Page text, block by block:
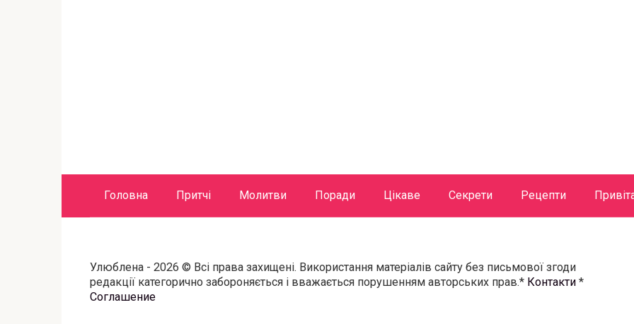
Головна Притчі Молитви Поради Цікаве Секрети Рецепти
Улюблена - 2026 © Всі права захищені. Використання матеріалів сайту без письмової згоди
редакції категорично забороняється і вважається порушенням авторських прав.* Контакти *
Соглашение